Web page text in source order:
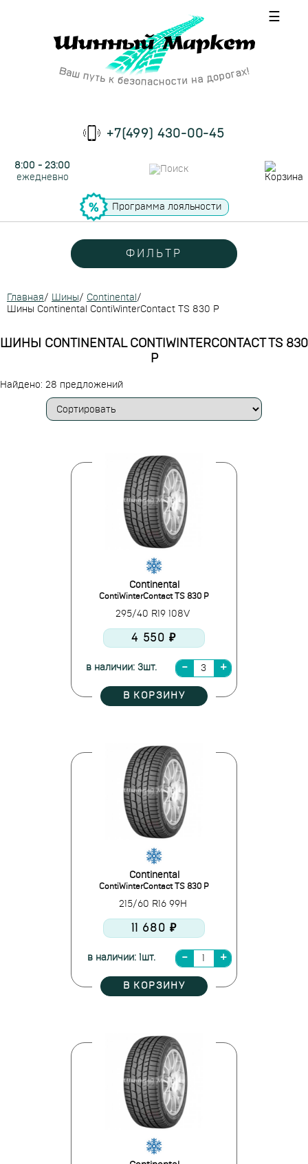
☰
+7(499) 430-00-45
8:00 - 23:00
ежедневно
Программа лояльности
ФИЛЬТР
Главная/ Шины/ Continental /
Шины Continental ContiWinterContact TS 830 P
ШИНЫ CONTINENTAL CONTIWINTERCONTACT TS 830
P
Найдено: 28 предложений
Continental
ContiWinterContact TS 830 P
295/40 R19 108V
4 550 ₽
в наличии: 3шт.
В КОРЗИНУ
Continental
ContiWinterContact TS 830 P
215/60 R16 99H
11 680 ₽
в наличии: 1шт.
В КОРЗИНУ